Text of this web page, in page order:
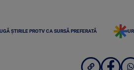
ȘTIRILE PROTV CA SURSĂ PREFERATĂ